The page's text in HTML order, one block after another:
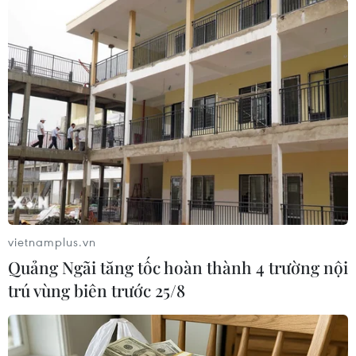
dài, làm nản lòng doanh nghiệp.
Thủ tục hành chính, đặc biệt trong lĩnh vực đất
đai và đầu tư, cũng là một rào cản lớn. Ông
Cường cho biết nhiều doanh nghiệp gặp khó
khăn khi làm thủ tục, thường gặp trường hợp
không có hẹn ngày trả kết quả hoặc hẹn ngày
nhưng không giải quyết được phải trả hồ sơ đi
lại nhiều lần. Bên cạnh đó, tình trạng quy hoạch
treo nhiều năm khiến doanh nghiệp không thể
triển khai dự án, lãng phí nguồn lực.
vietnamplus.vn
Quảng Ngãi tăng tốc hoàn thành 4 trường nội
trú vùng biên trước 25/8